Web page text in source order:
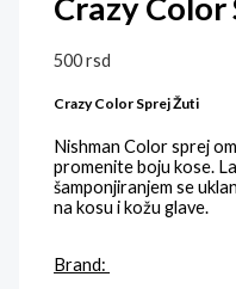
Crazy Color
500rsd
Crazy Color Sprej Žuti
Nishman Color sprej
promenite boju kose.
šamponjiranjem se
na kosu i kožu glave.
Brand: